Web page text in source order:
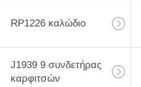
RP1226 καλώδιο
J1939 9 συνδετήρας
καρφιτσών